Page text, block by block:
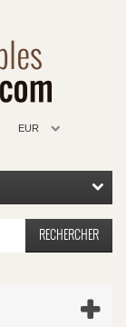
EUR
RECHERCHER